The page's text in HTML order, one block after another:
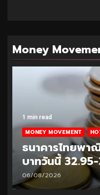
Money
1 min read
MONEY MOVEMENT
ธนาคารไทยพา
บาทวันนี้
06/08/2026